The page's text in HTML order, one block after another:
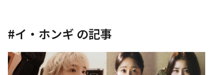
#イ・ホンギ の記事